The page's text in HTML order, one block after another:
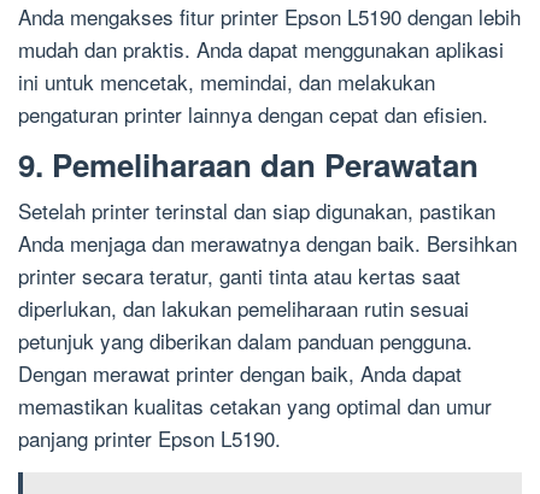
Anda mengakses fitur printer Epson L5190 dengan lebih
mudah dan praktis. Anda dapat menggunakan aplikasi
ini untuk mencetak, memindai, dan melakukan
pengaturan printer lainnya dengan cepat dan efisien.
9. Pemeliharaan dan Perawatan
Setelah printer terinstal dan siap digunakan, pastikan
Anda menjaga dan merawatnya dengan baik. Bersihkan
printer secara teratur, ganti tinta atau kertas saat
diperlukan, dan lakukan pemeliharaan rutin sesuai
petunjuk yang diberikan dalam panduan pengguna.
Dengan merawat printer dengan baik, Anda dapat
memastikan kualitas cetakan yang optimal dan umur
panjang printer Epson L5190.